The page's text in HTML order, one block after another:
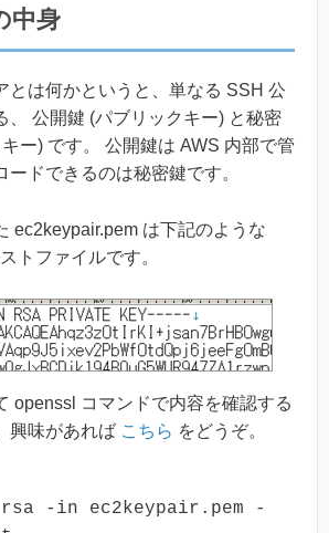
中身
とは何かというと、単なる SSH 公
、 公開鍵 (パブリックキー) と秘密
ー) です。 公開鍵は AWS 内部で管
ードできるのは秘密鍵です。
ec2keypair.pem は下記のような
トファイルです。
openssl コマンドで内容を確認する
興味があれば こちら をどうぞ。
rsa -in ec2keypair.pem -